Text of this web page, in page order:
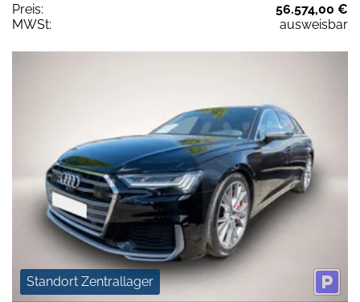
Preis:
56.574,00 €
MWSt:
ausweisbar
Standort Zentrallager